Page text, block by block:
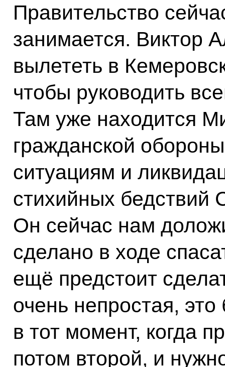
Правительство
занимается. Виктор
вылететь в
чтобы руководить
Там уже находится
гражданской
ситуациям и
стихийных бедствий
Он сейчас нам
сделано в ходе
ещё предстоит
очень непростая,
в тот момент, когда
потом второй, и